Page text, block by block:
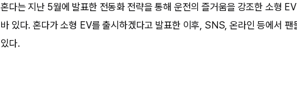
혼다는 지난 5월에 발표한 전동화 전략을 통해 운전의 즐거움을 강조한 소형
바 있다. 혼다가 소형 EV를 출시하겠다고 발표한 이후, SNS, 온라인 등에서
있다.